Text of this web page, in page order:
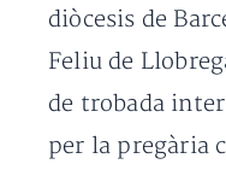
diòcesis de
Feliu de
de trobada
per la pregària